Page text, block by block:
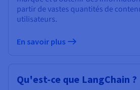
partir de vastes quantités de
utilisateurs.
En savoir plus
Qu'est-ce que LangChain ?